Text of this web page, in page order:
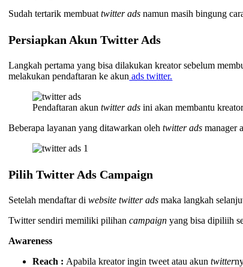
Sudah tertarik membuattwitter adsnamun masih bingung
Persiapkan Akun Twitter Ads
Langkah pertama yang bisa dilakukan kreator sebelum
melakukan pendaftaran ke akun ads twitter.
Pendaftaran akuntwitter ads ini akan membantu
Beberapa layanan yang ditawarkan olehtwitter ads manager
Pilih Twitter Ads Campaign
Setelah mendaftar diwebsite twitter adsmaka langkah
Twitter sendiri memiliki pilihancampaign yang bisa dipiliih
Awareness
Reach : Apabila kreator ingin tweet atau akuntwitter